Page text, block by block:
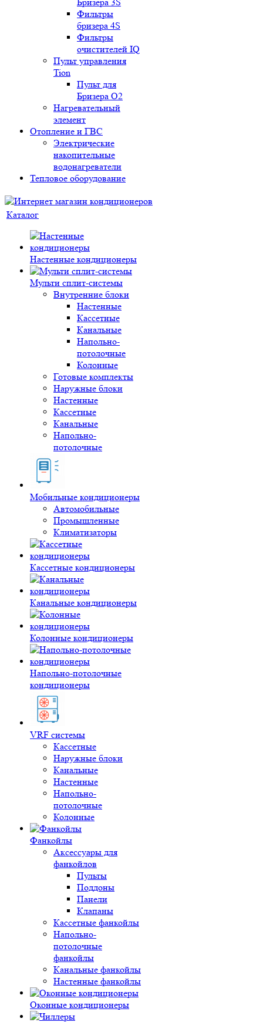
Фильтры
бризера 4S
Фильтры
очистителей IQ
Пульт управления
Tion
Пульт для
Бризера O2
Нагревательный
элемент
Отопление и ГВС
Электрические
накопительные
водонагреватели
Тепловое оборудование
Каталог
Настенные кондиционеры
Мульти сплит-системы
Внутренние блоки
Настенные
Кассетные
Канальные
Напольно-
потолочные
Колонные
Готовые комплекты
Наружные блоки
Настенные
Кассетные
Канальные
Напольно-
потолочные
Мобильные кондиционеры
Автомобильные
Промышленные
Климатизаторы
Кассетные кондиционеры
Канальные кондиционеры
Колонные кондиционеры
Напольно-потолочные
кондиционеры
VRF системы
Кассетные
Наружные блоки
Канальные
Настенные
Напольно-
потолочные
Колонные
Фанкойлы
Аксессуары для
фанкойлов
Пульты
Поддоны
Панели
Клапаны
Кассетные фанкойлы
Напольно-
потолочные
фанкойлы
Канальные фанкойлы
Настенные фанкойлы
Оконные кондиционеры